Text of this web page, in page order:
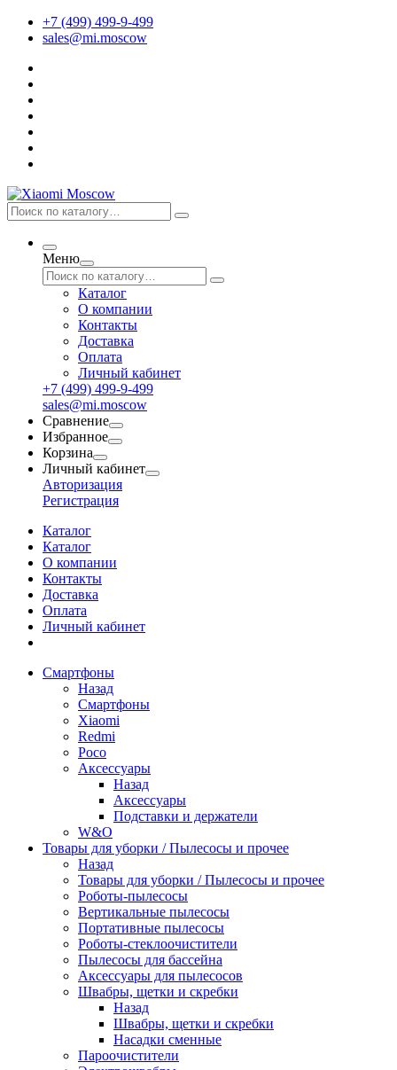
+7 (499) 499-9-499
sales@mi.moscow
Меню
Каталог
О компании
Контакты
Доставка
Оплата
Личный кабинет
+7 (499) 499-9-499
sales@mi.moscow
Сравнение
Избранное
Корзина
Личный кабинет
Авторизация
Регистрация
Каталог
Каталог
О компании
Контакты
Доставка
Оплата
Личный кабинет
Смартфоны
Назад
Смартфоны
Xiaomi
Redmi
Poco
Аксессуары
Назад
Аксессуары
Подставки и держатели
W&O
Товары для уборки / Пылесосы и прочее
Назад
Товары для уборки / Пылесосы и прочее
Роботы-пылесосы
Вертикальные пылесосы
Портативные пылесосы
Роботы-стеклоочистители
Пылесосы для бассейна
Аксессуары для пылесосов
Швабры, щетки и скребки
Назад
Швабры, щетки и скребки
Насадки сменные
Пароочистители